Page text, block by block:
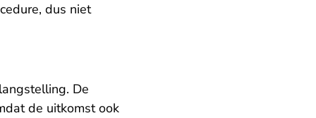
dus niet
De
de uitkomst ook